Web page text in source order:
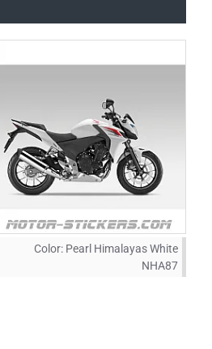
Color: Pearl Himalayas White
NHA87